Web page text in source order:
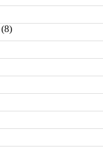
(8)